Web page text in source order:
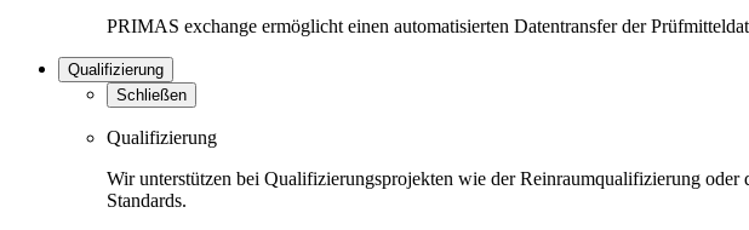
PRIMAS exchange ermöglicht einen automatisierten Datentransfer der
Qualifizierung
Schließen
Qualifizierung
Wir unterstützen bei Qualifizierungsprojekten wie der Reinraumqualifizierung
Standards.